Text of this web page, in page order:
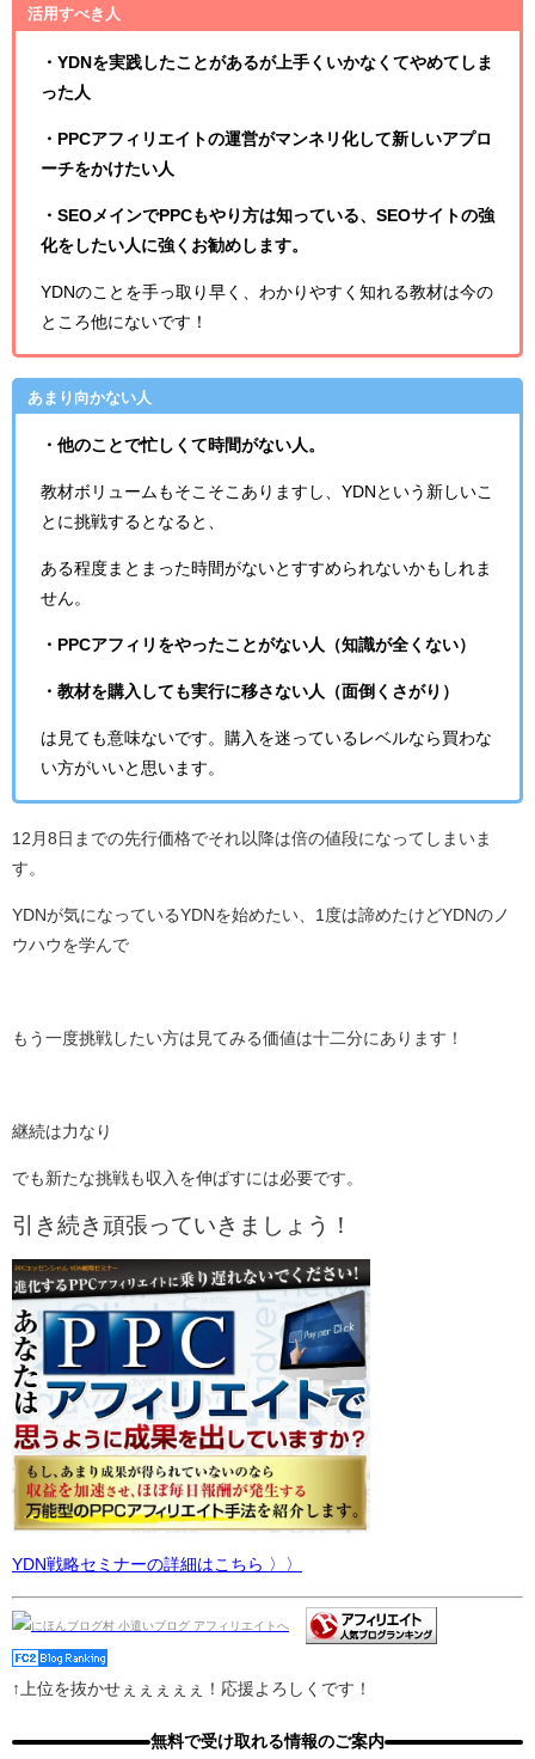
活用すべき人
・YDNを実践したことがあるが上手くいかなくてやめてしま
った人
・PPCアフィリエイトの運営がマンネリ化して新しいアプロ
ーチをかけたい人
・SEOメインでPPCもやり方は知っている、SEOサイトの強
化をしたい人に強くお勧めします。
YDNのことを手っ取り早く、わかりやすく知れる教材は今の
ところ他にないです！
あまり向かない人
・他のことで忙しくて時間がない人。
教材ボリュームもそこそこありますし、YDNという新しいこ
とに挑戦するとなると、
ある程度まとまった時間がないとすすめられないかもしれま
せん。
・PPCアフィリをやったことがない人（知識が全くない）
・教材を購入しても実行に移さない人（面倒くさがり）
は見ても意味ないです。購入を迷っているレベルなら買わな
い方がいいと思います。
12月8日までの先行価格でそれ以降は倍の値段になってしまいま
す。
YDNが気になっているYDNを始めたい、1度は諦めたけどYDNのノ
ウハウを学んで
もう一度挑戦したい方は見てみる価値は十二分にあります！
継続は力なり
でも新たな挑戦も収入を伸ばすには必要です。
引き続き頑張っていきましょう！
YDN戦略セミナーの詳細はこちら 〉〉
↑上位を抜かせぇぇぇぇぇ！応援よろしくです！
無料で受け取れる情報のご案内